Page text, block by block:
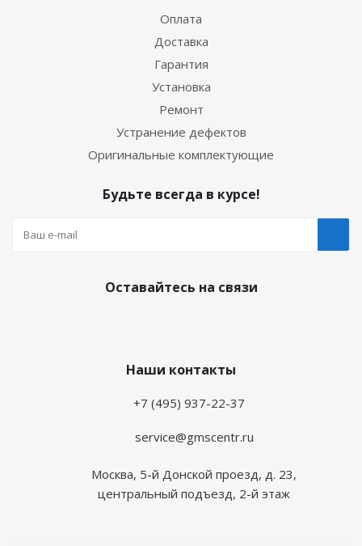
Оплата
Доставка
Гарантия
Установка
Ремонт
Устранение дефектов
Оригинальные комплектующие
Будьте всегда в курсе!
Оставайтесь на связи
Наши контакты
+7 (495) 937-22-37
service@gmscentr.ru
Москва, 5-й Донской проезд, д. 23,
центральный подъезд, 2-й этаж